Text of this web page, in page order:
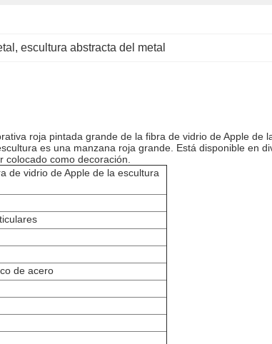
, escultura abstracta del metal
roja pintada grande de la fibra de vidrio de Apple de
es una manzana roja grande. Está disponible en
como decoración.
de vidrio de Apple de la escultura
de acero